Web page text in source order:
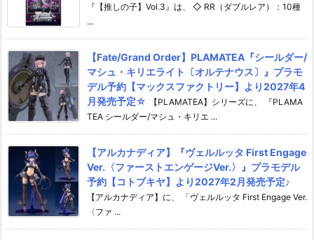
『【推しの子】Vol.3』は、 ◇ RR（ダブルレア）：10種
...
【Fate/Grand Order】PLAMATEA『シールダー/
マシュ・キリエライト〔オルテナウス〕』プラモ
デル予約【マックスファクトリー】より2027年4
月発売予定☆
【PLAMATEA】シリーズに、 『PLAMA
TEA シールダー/マシュ・キリエ ...
【アルカナディア】『ヴェルルッタ First Engage
Ver.〈ファーストエンゲージVer.〉』プラモデル
予約【コトブキヤ】より2027年2月発売予定♪
【アルカナディア】に、 「ヴェルルッタ First Engage Ver.
〈ファ ...